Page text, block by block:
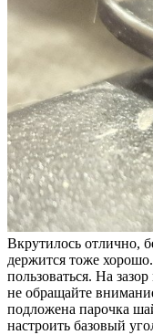
Вкрутилось отлично,
держится тоже
пользоваться. На
не обращайте
подложена парочка
настроить базовый